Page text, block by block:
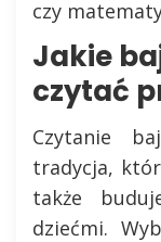
czy
Jakie
czytać
Czytanie
tradycja,
także
dziećmi.